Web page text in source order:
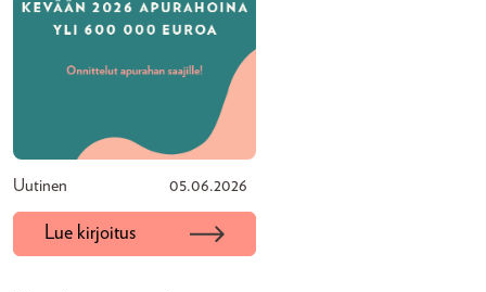
Uutinen 05.06.2026
Lue kirjoitus